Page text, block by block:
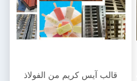
عن عبارة عن عبارة عن عبارة
عن عبارة عن عبارة
قالب آيس كريم من الفولاذ